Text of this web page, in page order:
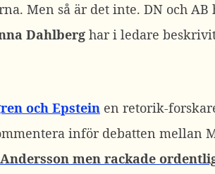
Men så är det inte. DN och
Dahlberg har i ledare
och Epstein en retorik-
inför debatten mellan
men rackade